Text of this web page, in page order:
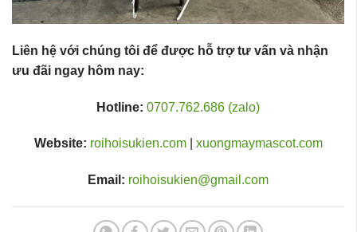
Liên hệ với chúng tôi để được hỗ trợ tư vấn và nhận
ưu đãi ngay hôm nay:
Hotline: 0707.762.686 (zalo)
Website: roihoisukien.com| xuongmaymascot.com
Email: roihoisukien@gmail.com